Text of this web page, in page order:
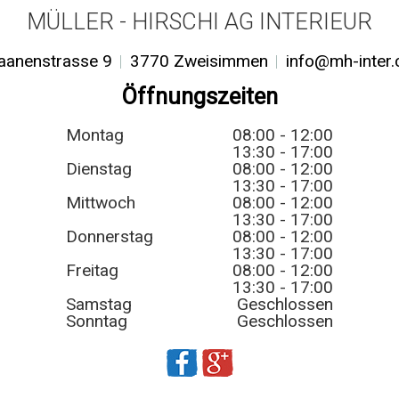
MÜLLER - HIRSCHI AG INTERIEUR
9 3770 Zweisimmen info@mh-
Öffnungszeiten
Montag
08:00 - 12:00
13:30 - 17:00
Dienstag
08:00 - 12:00
13:30 - 17:00
Mittwoch
08:00 - 12:00
13:30 - 17:00
Donnerstag
08:00 - 12:00
13:30 - 17:00
Freitag
08:00 - 12:00
13:30 - 17:00
Samstag
Geschlossen
Sonntag
Geschlossen